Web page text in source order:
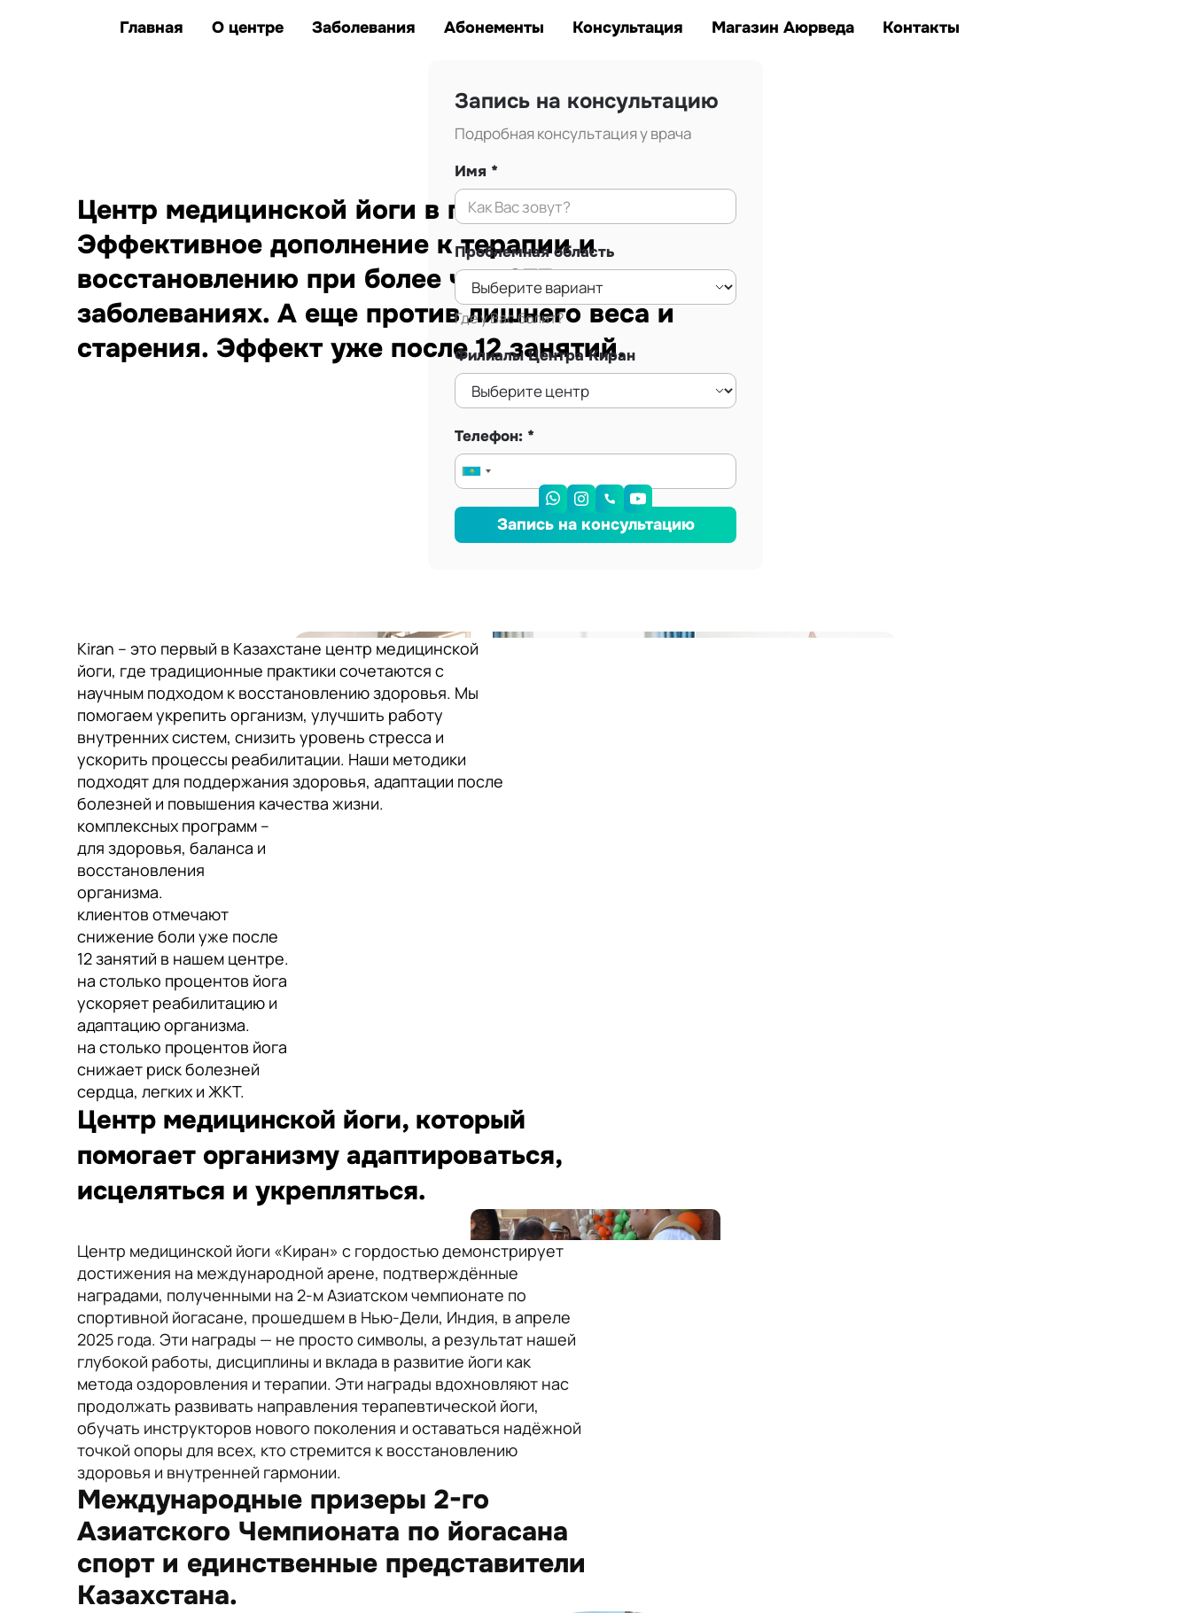
единственные представители Казахстана.
здоровье и качество жизни
заболеваний, при которых
Главная
О центре Заболевания Абонементы Консультация Магазин Аюрведа Контакты
Запись на консультацию
Подробная консультация у врача
Имя
Проблемная область
Где у Вас болит?
Филиалы Центра Киран
Телефон:
Запись на консультацию
Центр медицинской йоги в г. Алматы.
Эффективное дополнение к терапии и
восстановлению при более чем 875
заболеваниях. А еще против лишнего веса и
старения. Эффект уже после 12 занятий.
Kiran – это первый в Казахстане центр медицинской
йоги, где традиционные практики сочетаются с
научным подходом к восстановлению здоровья. Мы
помогаем укрепить организм, улучшить работу
внутренних систем, снизить уровень стресса и
ускорить процессы реабилитации. Наши методики
подходят для поддержания здоровья, адаптации после
болезней и повышения качества жизни.
комплексных программ –
для здоровья, баланса и
восстановления
организма.
клиентов отмечают
снижение боли уже после
12 занятий в нашем центре.
на столько процентов йога
ускоряет реабилитацию и
адаптацию организма.
на столько процентов йога
снижает риск болезней
сердца, легких и ЖКТ.
Центр медицинской йоги, который
помогает организму адаптироваться,
исцеляться и укрепляться.
Центр медицинской йоги «Киран» с гордостью демонстрирует
достижения на международной арене, подтверждённые
наградами, полученными на 2-м Азиатском чемпионате по
спортивной йогасане, прошедшем в Нью-Дели, Индия, в апреле
2025 года. Эти награды — не просто символы, а результат нашей
глубокой работы, дисциплины и вклада в развитие йоги как
метода оздоровления и терапии. Эти награды вдохновляют нас
продолжать развивать направления терапевтической йоги,
обучать инструкторов нового поколения и оставаться надёжной
точкой опоры для всех, кто стремится к восстановлению
здоровья и внутренней гармонии.
Международные призеры 2-го
Азиатского Чемпионата по йогасана
спорт и единственные представители
Казахстана.